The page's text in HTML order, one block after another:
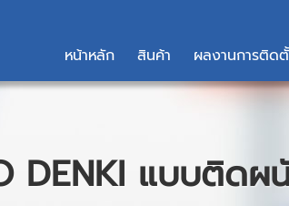
หน้าหลัก สินค้า ผลงานการติด
DENKI แบบติดผ